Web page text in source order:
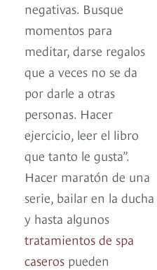
negativas. Busque
momentos para
meditar, darse regalos
que a veces no se da
por darle a otras
personas. Hacer
ejercicio, leer el libro
que tanto le gusta”.
Hacer maratón de una
serie, bailar en la ducha
y hasta algunos
tratamientos de spa
caseros pueden